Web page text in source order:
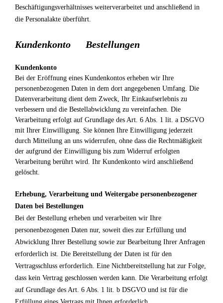
Beschäftigungsverhältnisses weiterverarbeitet und anschließend in
die Personalakte überführt.
Kundenkonto Bestellungen
Kundenkonto
Bei der Eröffnung eines Kundenkontos erheben wir Ihre
personenbezogenen Daten in dem dort angegebenen Umfang. Die
Datenverarbeitung dient dem Zweck, Ihr Einkaufserlebnis zu
verbessern und die Bestellabwicklung zu vereinfachen. Die
Verarbeitung erfolgt auf Grundlage des Art. 6 Abs. 1 lit. a DSGVO
mit Ihrer Einwilligung. Sie können Ihre Einwilligung jederzeit
durch Mitteilung an uns widerrufen, ohne dass die Rechtmäßigkeit
der aufgrund der Einwilligung bis zum Widerruf erfolgten
Verarbeitung berührt wird. Ihr Kundenkonto wird anschließend
gelöscht.
Erhebung, Verarbeitung und Weitergabe personenbezogener
Daten bei Bestellungen
Bei der Bestellung erheben und verarbeiten wir Ihre
personenbezogenen Daten nur, soweit dies zur Erfüllung und
Abwicklung Ihrer Bestellung sowie zur Bearbeitung Ihrer Anfragen
erforderlich ist. Die Bereitstellung der Daten ist für den
Vertragsschluss erforderlich. Eine Nichtbereitstellung hat zur Folge,
dass kein Vertrag geschlossen werden kann. Die Verarbeitung erfolgt
auf Grundlage des Art. 6 Abs. 1 lit. b DSGVO und ist für die